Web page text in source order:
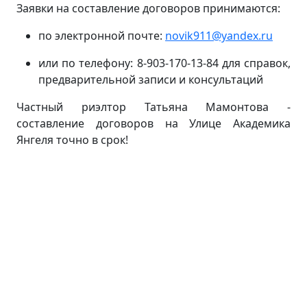
Заявки на составление договоров принимаются:
по электронной почте: novik911@yandex.ru
или по телефону: 8-903-170-13-84 для справок,
предварительной записи и консультаций
Частный риэлтор Татьяна Мамонтова -
составление договоров на Улице Академика
Янгеля точно в срок!